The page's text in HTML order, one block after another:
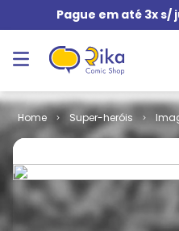
Pague em até 3x s/
Super-heróis